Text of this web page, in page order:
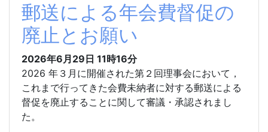
郵送による年会費督促の
廃止とお願い
2026年6月29日 11時16分
2026 年３月に開催された第２回理事会において，
これまで行ってきた会費未納者に対する郵送による
督促を廃止することに関して審議・承認されまし
た。